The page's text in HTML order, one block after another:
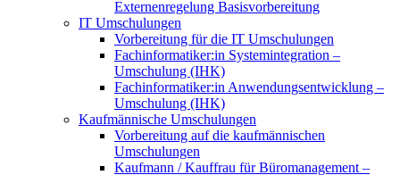
Externenregelung Basisvorbereitung
IT Umschulungen
Vorbereitung für die IT Umschulungen
Fachinformatiker:in Systemintegration –
Umschulung (IHK)
Fachinformatiker:in Anwendungsentwicklung –
Umschulung (IHK)
Kaufmännische Umschulungen
Vorbereitung auf die kaufmännischen
Umschulungen
Kaufmann / Kauffrau für Büromanagement –